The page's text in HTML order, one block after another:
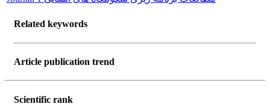
Related keywords
Article publication trend
Scientific rank